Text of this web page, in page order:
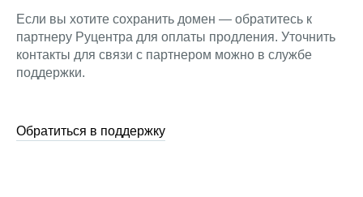
Если вы хотите сохранить домен — обратитесь к
партнеру Руцентра для оплаты продления. Уточнить
контакты для связи с партнером можно в службе
поддержки.
Обратиться в поддержку